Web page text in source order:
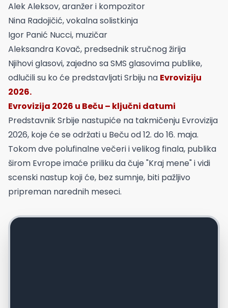
Alek Aleksov, aranžer i kompozitor
Nina Radojičić, vokalna solistkinja
Igor Panić Nucci, muzičar
Aleksandra Kovač, predsednik stručnog žirija
Njihovi glasovi, zajedno sa SMS glasovima publike,
odlučili su ko će predstavljati Srbiju na Evroviziju
2026.
Evrovizija 2026 u Beču – ključni datumi
Predstavnik Srbije nastupiće na takmičenju Evrovizija
2026, koje će se održati u Beču od 12. do 16. maja.
Tokom dve polufinalne večeri i velikog finala, publika
širom Evrope imaće priliku da čuje "Kraj mene" i vidi
scenski nastup koji će, bez sumnje, biti pažljivo
pripreman narednih meseci.